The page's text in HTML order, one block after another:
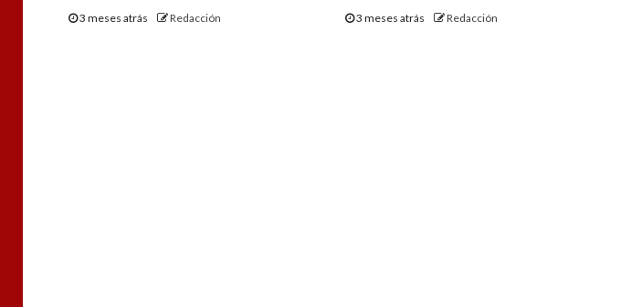
3 meses atrás Redacción 3 meses atrás Redacción